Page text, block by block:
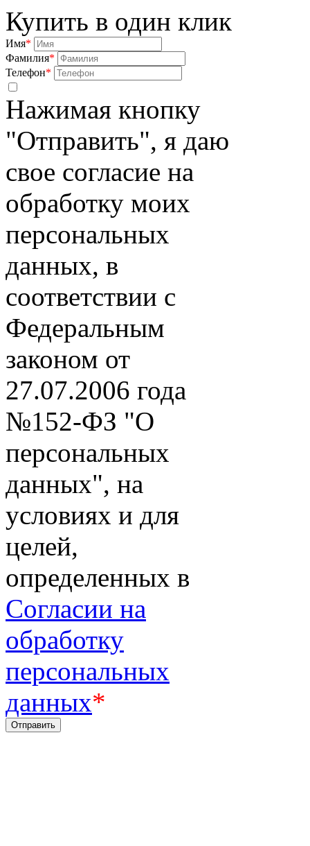
Купить в один клик
Имя*
Фамилия*
Телефон*
Нажимая кнопку
"Отправить", я даю
свое согласие на
обработку моих
персональных
данных, в
соответствии с
Федеральным
законом от
27.07.2006 года
№152-ФЗ "О
персональных
данных", на
условиях и для
целей,
определенных в
Согласии на
обработку
персональных
данных*